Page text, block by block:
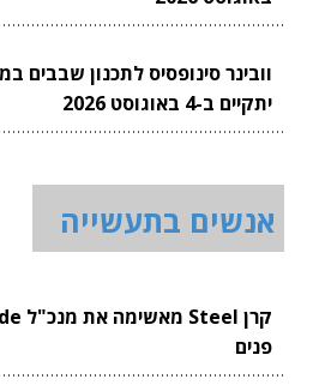
יתקיים ב-4 באוגוסט 2026
אנשים בתעשייה
פנים